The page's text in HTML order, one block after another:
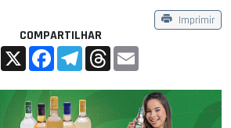
Imprimir
COMPARTILHAR
WhatsApp
X FacebookTelegramThreads